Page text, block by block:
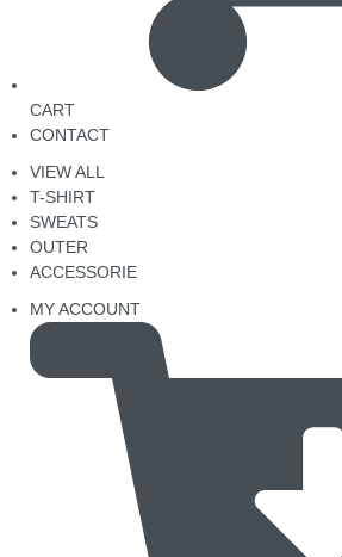
CART
CONTACT
VIEW ALL
T-SHIRT
SWEATS
OUTER
ACCESSORIE
MY ACCOUNT